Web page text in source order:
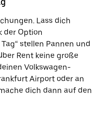
Lass dich
der Option
stellen Pannen und
Rent keine große
Volkswagen-
Airport oder an
dich dann auf den